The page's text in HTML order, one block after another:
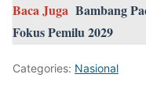
Baca Juga Bambang
Fokus Pemilu 2029
Categories: Nasional